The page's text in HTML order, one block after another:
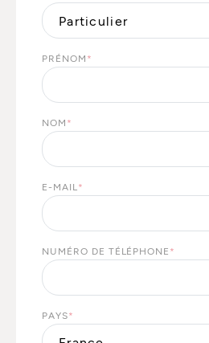
PRÉNOM *
NOM *
E-MAIL *
NUMÉRO DE TÉLÉPHONE *
PAYS*